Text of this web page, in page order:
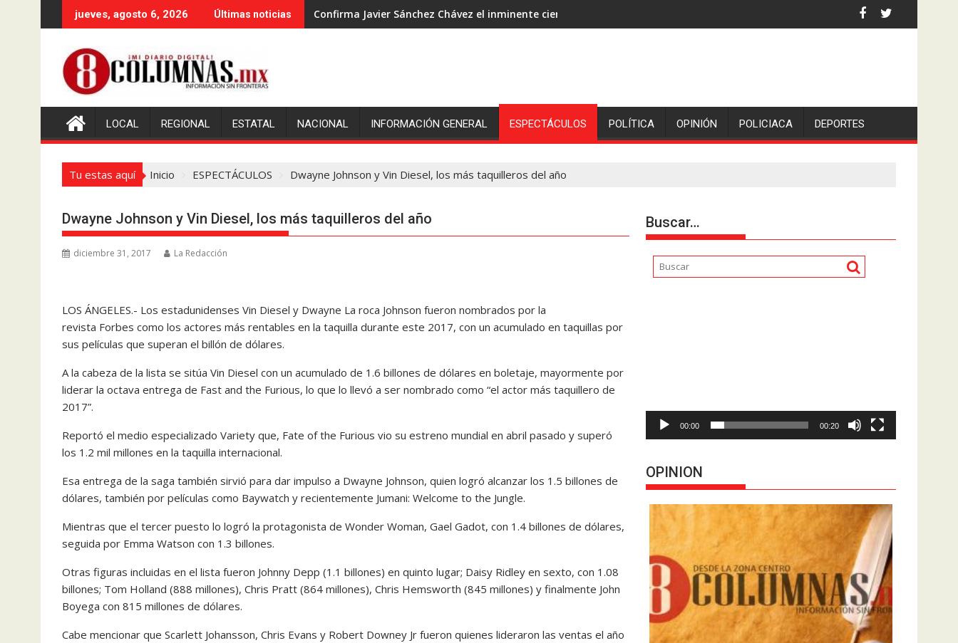
al
jueves, agosto 6, 2026 Últimas noticias Confirma Javier Sánchez Chávez el inminente cierre de ingenió San Pedro en Lerdo de Tejada, Veracruz.
LOCAL REGIONAL ESTATAL NACIONAL INFORMACIÓN GENERAL ESPECTÁCULOS POLÍTICA OPINIÓN POLICIACA DEPORTES
Tu estas aquí Inicio ESPECTÁCULOS Dwayne Johnson y Vin Diesel, los más taquilleros del año
Dwayne Johnson y Vin Diesel, los más taquilleros del año
diciembre 31, 2017 La Redacción
LOS ÁNGELES.- Los estadunidenses Vin Diesel y Dwayne La roca Johnson fueron nombrados por la
revista Forbes como los actores más rentables en la taquilla durante este 2017, con un acumulado en taquillas por
sus películas que superan el billón de dólares.
A la cabeza de la lista se sitúa Vin Diesel con un acumulado de 1.6 billones de dólares en boletaje, mayormente por
liderar la octava entrega de Fast and the Furious, lo que lo llevó a ser nombrado como “el actor más taquillero de
2017”.
Reportó el medio especializado Variety que, Fate of the Furious vio su estreno mundial en abril pasado y superó
los 1.2 mil millones en la taquilla internacional.
Esa entrega de la saga también sirvió para dar impulso a Dwayne Johnson, quien logró alcanzar los 1.5 billones de
dólares, también por películas como Baywatch y recientemente Jumani: Welcome to the Jungle.
Mientras que el tercer puesto lo logró la protagonista de Wonder Woman, Gael Gadot, con 1.4 billones de dólares,
seguida por Emma Watson con 1.3 billones.
Otras figuras incluidas en el lista fueron Johnny Depp (1.1 billones) en quinto lugar; Daisy Ridley en sexto, con 1.08
billones; Tom Holland (888 millones), Chris Pratt (864 millones), Chris Hemsworth (845 millones) y finalmente John
Boyega con 815 millones de dólares.
Cabe mencionar que Scarlett Johansson, Chris Evans y Robert Downey Jr fueron quienes lideraron las ventas el año
Buscar…
00:00 00:20
OPINION